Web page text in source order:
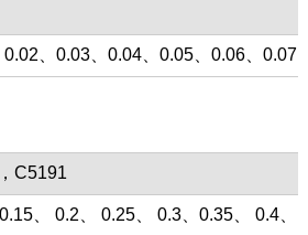
0.02、0.03、0.04、0.05、0.06、0.07
C5191
、 0.2、 0.25、 0.3、0.35、 0.4、